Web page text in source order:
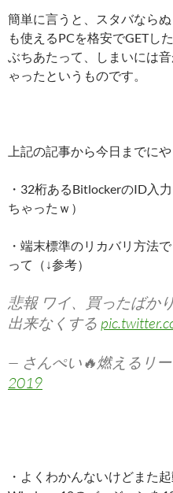
簡単に言うと、スタバなら
も使えるPCを格安でGETし
ぶちあたって、しまいには
ゃったというものです。
上記の記事から今日までに
・32桁あるBitlockerのID入
ちゃったｗ）
・端末標準のリカバリ方法
って（↓参考）
悲報 ワイ、買ったばか
出来なくする
— さんぺい🔥燃えるリー
2019
・よくわかんないけどまた